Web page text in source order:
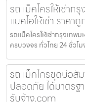
รถแม็คโครให้เช่าก
แบคโฮให้เช่า ราคาถู
รถแม็คโครให้เช่ากรุงเทพ
ครบวงจร ทั่วไทย 24 ชั่วโ
รถแม็คโครขุดบ่อสั
ปลอดภัย ได้มาตรฐ
รับจ้าง.com